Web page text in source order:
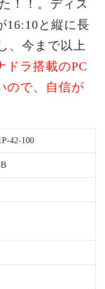
！！。ディス
16:10と縦に長
、今まで以上
ドラ搭載のPC
ので、自信が
42-100